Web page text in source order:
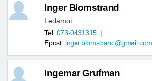
Inger Blomstrand
Ledamot
Tel: 073-0431315
Epost: inger.blomstrand@gmail.com
Ingemar Grufman